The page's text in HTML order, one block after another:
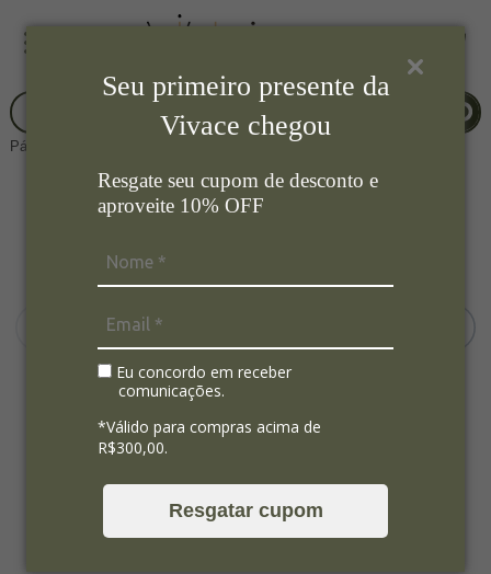
Seu primeiro presente da
Vivace chegou
Resgate seu cupom de desconto e
aproveite 10% OFF
Eu concordo em receber
comunicações.
*Válido para compras acima de
R$300,00.
Resgatar cupom
Página Inicial Aparelhos de Jantar